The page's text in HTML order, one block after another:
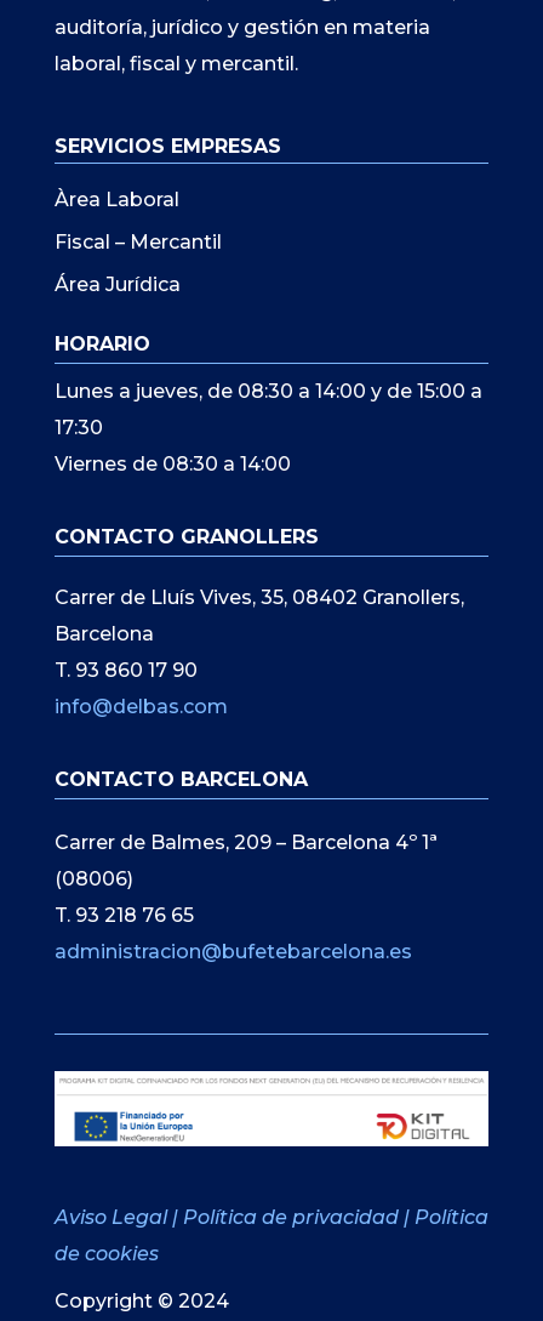
auditoría, jurídico y gestión en materia
laboral, fiscal y mercantil.
SERVICIOS EMPRESAS
Àrea Laboral
Fiscal – Mercantil
Área Jurídica
HORARIO
Lunes a jueves, de 08:30 a 14:00 y de 15:00 a
17:30
Viernes de 08:30 a 14:00
CONTACTO GRANOLLERS
Carrer de Lluís Vives, 35, 08402 Granollers,
Barcelona
T. 93 860 17 90
info@delbas.com
CONTACTO BARCELONA
Carrer de Balmes, 209 – Barcelona 4º 1ª
(08006)
T. 93 218 76 65
administracion@bufetebarcelona.es
Aviso Legal | Política de privacidad | Política
de cookies
Copyright © 2024